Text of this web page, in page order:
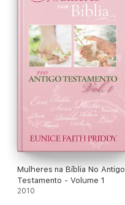
Mulheres na Bíblia No Antigo
Testamento - Volume 1
2010